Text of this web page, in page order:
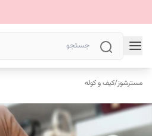
مسترشوز/کیف و کوله